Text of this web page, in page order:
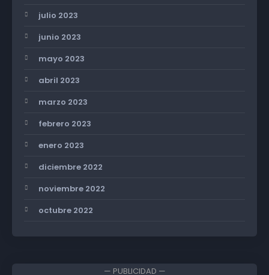
julio 2023
junio 2023
mayo 2023
abril 2023
marzo 2023
febrero 2023
enero 2023
diciembre 2022
noviembre 2022
octubre 2022
— PUBLICIDAD —